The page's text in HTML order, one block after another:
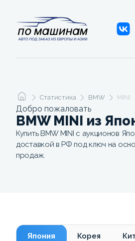
Статистика BMW MINI
Добро пожаловать
BMW MINI из
Купить BMW MINI с аукционов
доставкой в РФ под ключ на
продаж.
Япония Корея